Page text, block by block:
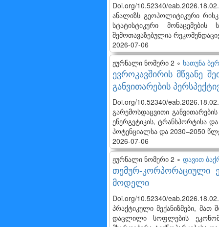
Doi.org/10.52340/
ანალიზს გეოპოლიტიკური
სტატისტიკური
შემოთავაზებულია
2026-07-06
ჟურნალი ნომერი 2 ∘ ხათუნა
ევროკავშირის მწვანე
განვითარების
Doi.org/10.52340/
გარემოსდაცვითი
ენერგეტიკის, ტრანსპორტისა
პოტენციალსა და 2030–2050
2026-07-06
ჟურნალი ნომერი 2 ∘ დავით
თემურ-კორპორაციული
მოდელი
Doi.org/10.52340/
პრაქტიკული მექანიზმები,
დაცლილი სოფლების